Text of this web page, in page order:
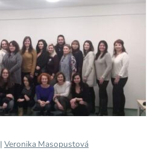
| Veronika Masopustová